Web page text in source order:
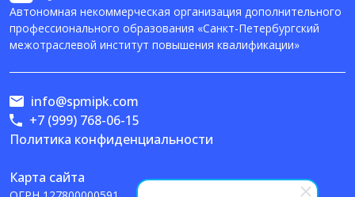
Автономная некоммерческая организация дополнительного
профессионального образования «Санкт-Петербургский
межотраслевой институт повышения квалификации»
Политика конфиденциальности
Карта сайта
info@spmipk.com
+7 (999) 768-06-15